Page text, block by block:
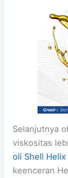
Selanjutnya
viskositas
oli Shell Helix
keenceran